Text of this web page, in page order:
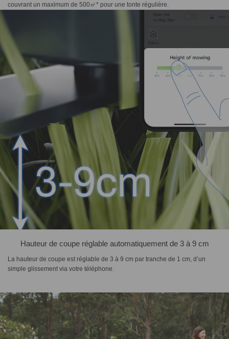
couvrant un maximum de 500㎡* pour une tonte régulière.
Hauteur de coupe réglable automatiquement de 3 à 9 cm
La hauteur de coupe est réglable de 3 à 9 cm par tranche de 1 cm, d’un
simple glissement via votre téléphone.